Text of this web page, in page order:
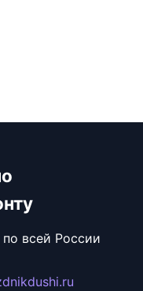
всей России